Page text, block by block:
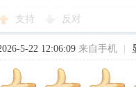
支持 反对
5-22 12:06:09 来自手机